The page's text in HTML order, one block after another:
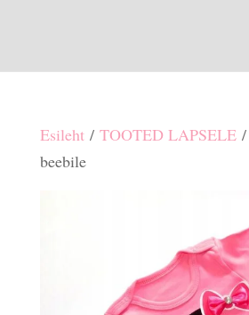
Esileht/ TOOTED LAPSELE/
beebile